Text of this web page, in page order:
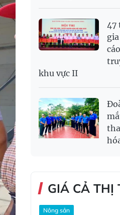
47
khu vực II
GIÁ CẢ THỊ
Nông sản